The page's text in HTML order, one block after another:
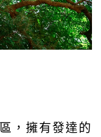
，擁有發達的